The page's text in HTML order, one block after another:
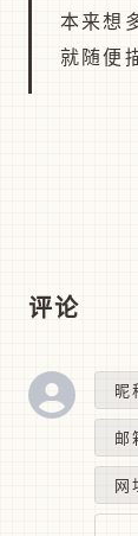
本来想
就随便
评论
昵
邮
网